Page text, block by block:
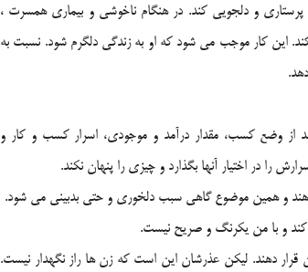
پرستاري و دلجويي کند. در هنگام ناخوشي و بيماري همسرت ،
کار موجب مي شود که او به زندگي دلگرم شود. نسبت به
از وضع کسب، مقدار درآمد و موجودي، اسرار کسب و کار و
را در اختيار آنها بگذارد و چيزي را پنهان نکند.
و همين موضوع گاهي سبب دلخوري و حتي بدبيني مي شود.
و با من يکرنگ و صريح نيست.
قرار دهند. ليکن عذرشان اين است که زن ها راز نگهدار نيست.